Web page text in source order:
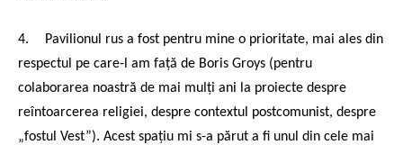
4.
Pavilionul rus a fost pentru mine o prioritate, mai ales din
respectul pe care-l am față de Boris Groys (pentru
colaborarea noastră de mai mulți ani la proiecte despre
reîntoarcerea religiei, despre contextul postcomunist, despre
„fostul Vest”). Acest spațiu mi s-a părut a fi unul din cele mai